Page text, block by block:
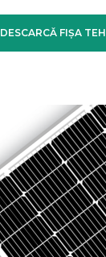
DESCARCĂ FIȘA